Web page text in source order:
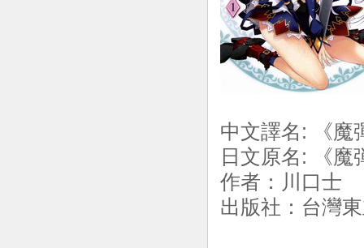
中文譯名: 《
日文原名: 《
作者：川口
出版社：台灣